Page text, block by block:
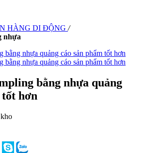
HÀNG DI ĐỘNG /
nhựa
bằng nhựa quảng
tốt hơn